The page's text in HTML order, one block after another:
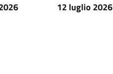
12 luglio 2026